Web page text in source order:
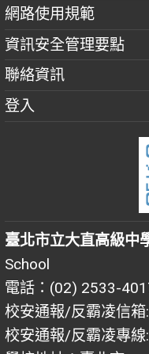
網路使用規範
資訊安全管理要點
聯絡資訊
登入
臺北市立大直高級中
School
電話：(02) 2533-
校安通報/反霸凌信
校安通報/反霸凌專